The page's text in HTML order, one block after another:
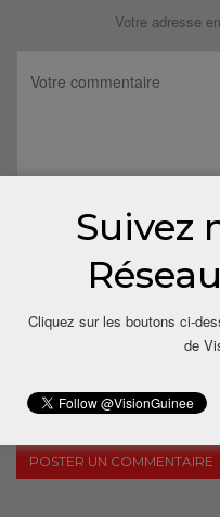
Votre adresse
Save my name, email, and
time I comment.
Suivez
Cliquez sur les boutons ci-
de